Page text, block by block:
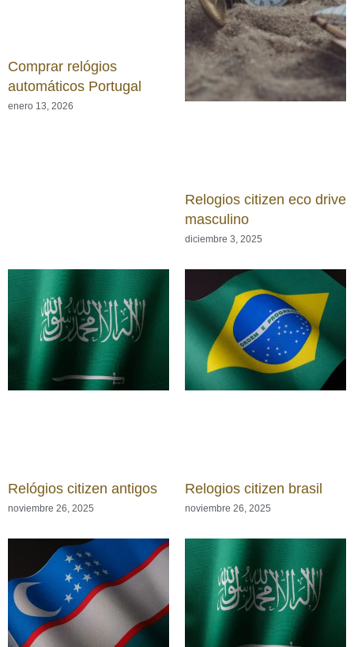
Comprar relógios
automáticos Portugal
enero 13, 2026
Relogios citizen eco drive
masculino
diciembre 3, 2025
Relógios citizen antigos
noviembre 26, 2025
Relogios citizen brasil
noviembre 26, 2025